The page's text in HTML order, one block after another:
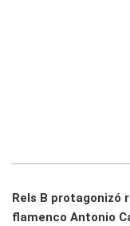
Rels B protagonizó
flamenco Antonio